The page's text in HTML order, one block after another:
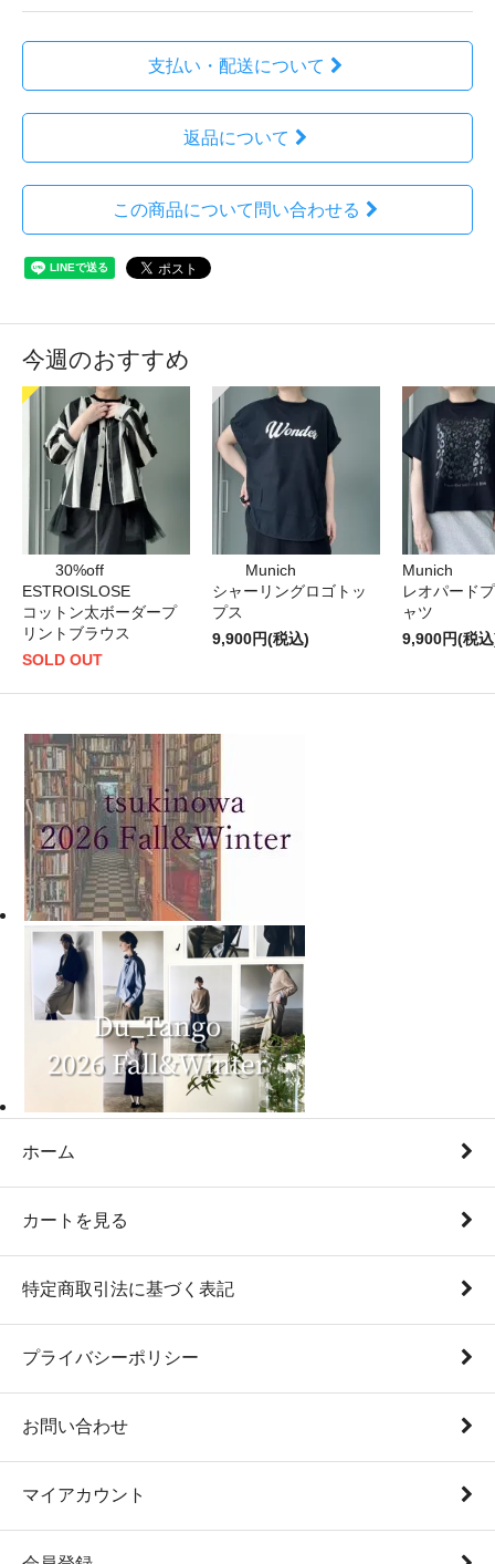
支払い・配送について
返品について
この商品について問い合わせる
今週のおすすめ
30%off
ESTROISLOSE
コットン太ボーダープ
リントブラウス
SOLD OUT
Munich
シャーリングロゴトッ
プス
9,900円(税込)
Munich
レオパード
ャツ
9,900円(税
ホーム
カートを見る
特定商取引法に基づく表記
プライバシーポリシー
お問い合わせ
マイアカウント